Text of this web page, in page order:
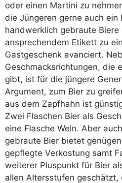
oder einen Martini zu
die Jüngeren gerne auch ein
handwerklich gebraute
ansprechendem Etikett zu
Gastgeschenk avanciert.
Geschmacksrichtungen, die
gibt, ist für die jüngere
Argument, zum Bier zu
aus dem Zapfhahn ist
Zwei Flaschen Bier als
eine Flasche Wein. Aber
gebraute Bier bietet
gepflegte Verkostung samt
weiterer Pluspunkt für Bier
allen Altersstufen geschätzt,